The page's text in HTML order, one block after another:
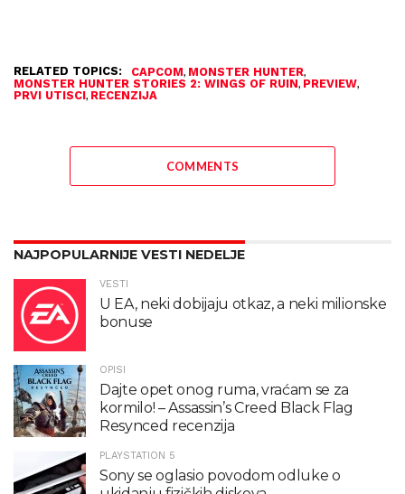
RELATED TOPICS: CAPCOM, MONSTER HUNTER,
MONSTER HUNTER STORIES 2: WINGS OF RUIN, PREVIEW,
PRVI UTISCI, RECENZIJA
COMMENTS
NAJPOPULARNIJE VESTI NEDELJE
VESTI
U EA, neki dobijaju otkaz, a neki milionske
bonuse
OPISI
Dajte opet onog ruma, vraćam se za
kormilo! – Assassin’s Creed Black Flag
Resynced recenzija
PLAYSTATION 5
Sony se oglasio povodom odluke o